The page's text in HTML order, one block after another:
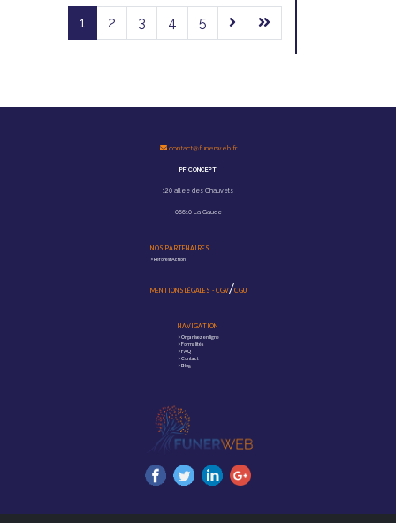
1 2 3 4 5
contact@funerweb.fr
PF CONCEPT
120 allée des Chauvets
06610 La Gaude
NOS PARTENAIRES
>Reforest'Action
MENTIONS LÉGALES - CGV/CGU
NAVIGATION
>Organisez en ligne
>Formalités
>FAQ
>Contact
>Blog